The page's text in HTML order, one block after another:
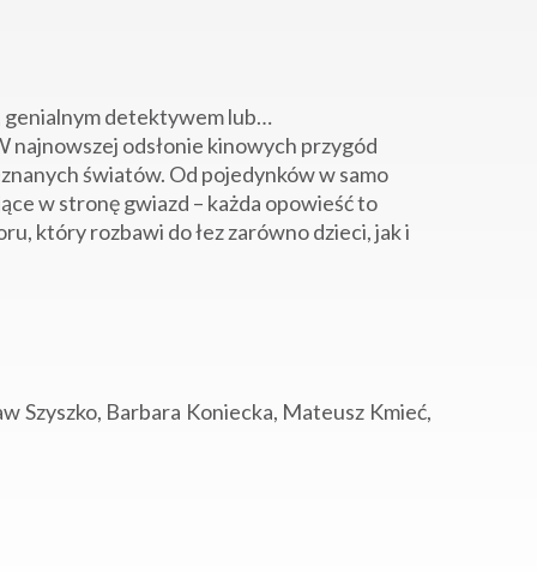
genialnym detektywem lub…
najnowszej odsłonie kinowych przygód
światów. Od pojedynków w samo
w stronę gwiazd – każda opowieść to
który rozbawi do łez zarówno dzieci, jak i
Szyszko, Barbara Koniecka, Mateusz Kmieć,